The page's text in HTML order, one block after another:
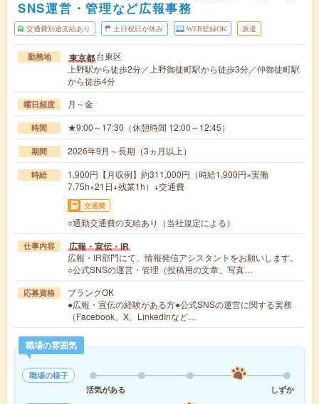
SNS運営・管理など広報事務
交通費別途支給あり 土日祝日が休み WEB登録OK 派遣
勤務地 東京都台東区
上野駅から徒歩2分／上野御徒町駅から徒歩3分／仲御徒町駅
から徒歩4分
曜日頻度 月～金
時間 ★9:00～17:30（休憩時間 12:00～12:45）
期間 2026年9月～長期（3ヵ月以上）
時給
1,900円【月収例】約311,000円（時給1,900円×実働
7.75h×21日+残業1h）+交通費
交通費
○通勤交通費の支給あり（当社規定による）
仕事内容 広報・宣伝・IR
広報・IR部門にて、情報発信アシスタントをお願いします。
○公式SNSの運営・管理（投稿用の文章、写真…
応募資格
ブランクOK
●広報・宣伝の経験がある方●公式SNSの運営に関する実務
（Facebook、X、LinkedInなど…
職場の雰囲気
職場の様子
活気がある
しずか